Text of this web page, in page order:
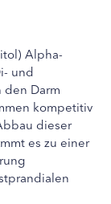
Alpha-
und
Darm
kompetitiv
dieser
es zu einer